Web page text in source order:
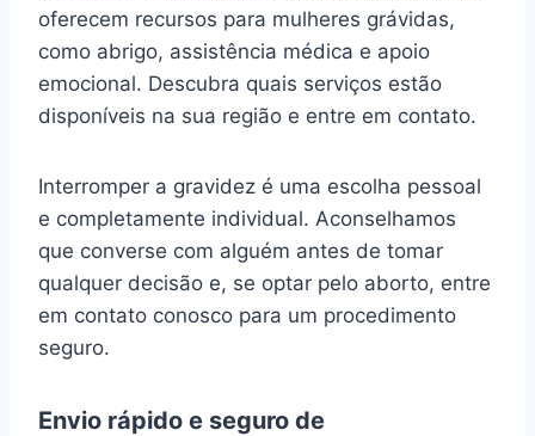
oferecem recursos para mulheres grávidas,
como abrigo, assistência médica e apoio
emocional. Descubra quais serviços estão
disponíveis na sua região e entre em contato.
Interromper a gravidez é uma escolha pessoal
e completamente individual. Aconselhamos
que converse com alguém antes de tomar
qualquer decisão e, se optar pelo aborto, entre
em contato conosco para um procedimento
seguro.
Envio rápido e seguro de